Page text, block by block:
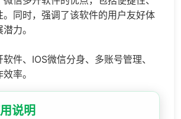
。同时，强调了该软件的用户友好体
力。
软件、IOS微信分身、多账号管理、
率。
说明